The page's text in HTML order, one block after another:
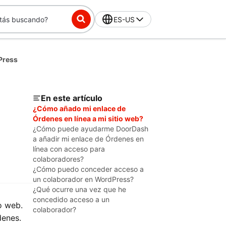
ES-US
web.
En este artículo
¿Cómo añado mi enlace de
Órdenes en línea a mi sitio web?
¿Cómo puede ayudarme DoorDash
a añadir mi enlace de Órdenes en
línea con acceso para
colaboradores?
¿Cómo puedo conceder acceso a
un colaborador en WordPress?
¿Qué ocurre una vez que he
concedido acceso a un
colaborador?